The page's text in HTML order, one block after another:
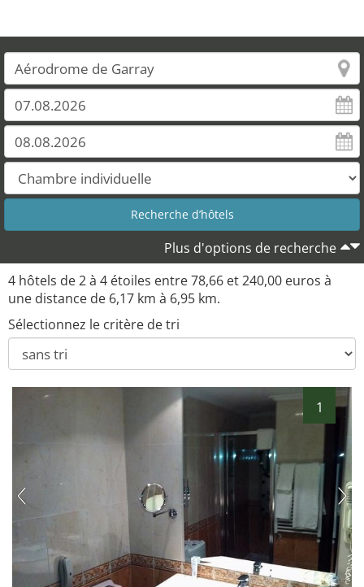
Plus d'options de recherche
4 hôtels de 2 à 4 étoiles entre 78,66 et 240,00 euros à
une distance de 6,17 km à 6,95 km.
Sélectionnez le critère de tri
1